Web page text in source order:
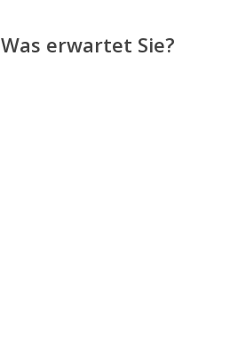
Was erwartet Sie?